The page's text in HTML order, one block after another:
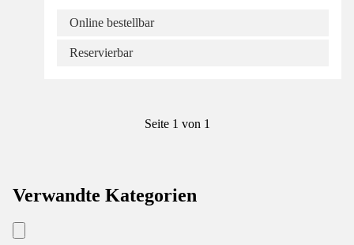
Online bestellbar
Reservierbar
Seite 1 von 1
Verwandte Kategorien